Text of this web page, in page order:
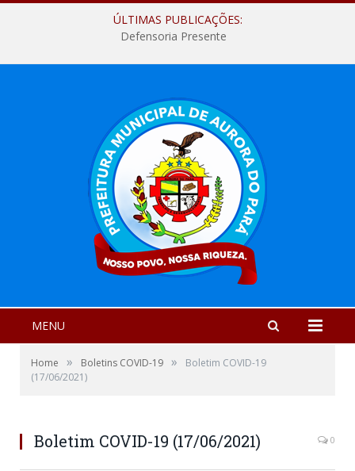
ÚLTIMAS PUBLICAÇÕES:
Defensoria Presente
MENU
Home » Boletins COVID-19 »
Boletim COVID-19
(17/06/2021)
Boletim COVID-19 (17/06/2021) 0